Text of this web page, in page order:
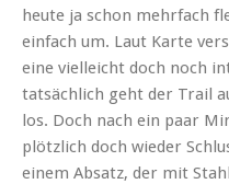
heute ja schon mehrfach
einfach um. Laut Karte
eine vielleicht doch noch
tatsächlich geht der Trail
los. Doch nach ein paar
plötzlich doch wieder
einem Absatz, der mit